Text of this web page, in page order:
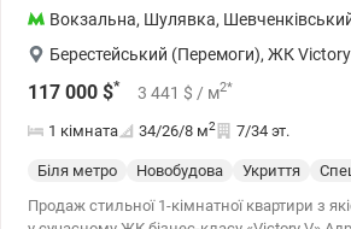
Вокзальна, Шулявка,
Берестейський (Перемоги), ЖК
117 000 $* 3 441 $ / м2*
1 кімната 34/26/8 м2 7/34 эт.
Біля метро Новобудова Укриття
Продаж стильної 1-кімнатної квартири з